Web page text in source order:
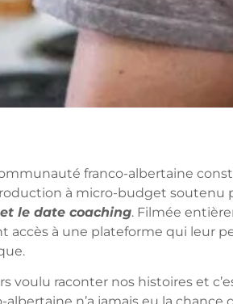
franco-albertaine
à micro-budget soutenu
le date coaching. Filmée
accès à une plateforme qui leur
voulu raconter nos histoires et